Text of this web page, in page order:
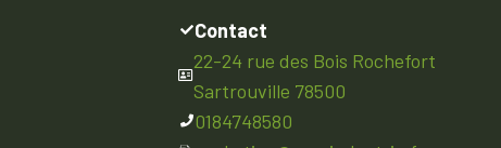
Contact
22-24 rue des Bois Rochefort
Sartrouville 78500
0184748580